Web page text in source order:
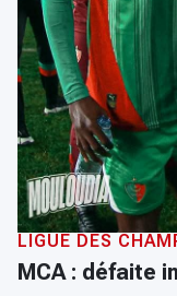
LIGUE DES
MCA : défaite